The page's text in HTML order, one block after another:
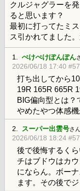
クルジャグラーを
ると思います？
最初に打ってたミ
ス引かれてました
1. ぺけぺけぽんぽん
2026/06/18 17:40
打ち出してから
19R 165R 665R
BIG偏向型とは？
やめたやつ体感
2. スーパー出雲号さん
2026/06/18 18:24
後で後悔するく
チはブドウはカ
にならん。ボー
ます。その後で